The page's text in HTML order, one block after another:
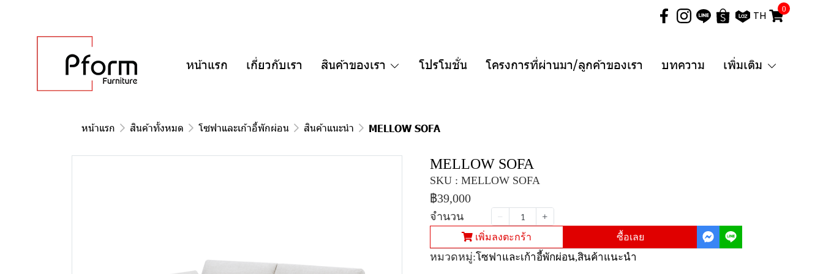
TH
0
หน้าแรก เกี่ยวกับเรา สินค้าของเรา โปรโมชั่น โครงการที่ผ่านมา/ลูกค้าของเรา บทความ เพิ่มเติม
หน้าแรก สินค้าทั้งหมด โซฟาและเก้าอี้พักผ่อน สินค้าแนะนำ MELLOW SOFA
MELLOW SOFA
SKU : MELLOW SOFA
฿39,000
จำนวน
เพิ่มลงตะกร้า ซื้อเลย
หมวดหมู่:โซฟาและเก้าอี้พักผ่อน,สินค้าแนะนำ